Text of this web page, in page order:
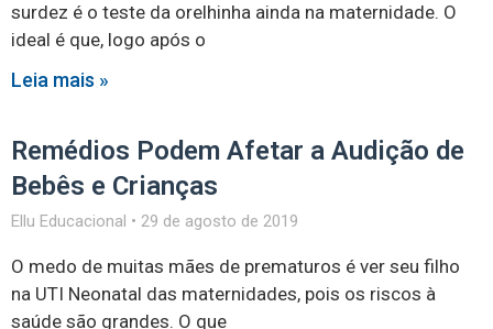
surdez é o teste da orelhinha ainda na maternidade. O
ideal é que, logo após o
Leia mais »
Remédios Podem Afetar a Audição de
Bebês e Crianças
Ellu Educacional 29 de agosto de 2019
O medo de muitas mães de prematuros é ver seu filho
na UTI Neonatal das maternidades, pois os riscos à
saúde são grandes. O que